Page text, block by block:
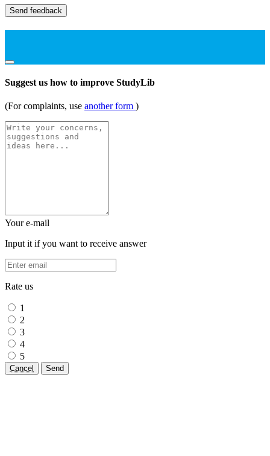
Send feedback
Suggest us how to improve StudyLib
(For complaints, use another form )
Your e-mail
Input it if you want to receive answer
Rate us
1
2
3
4
5
Cancel Send